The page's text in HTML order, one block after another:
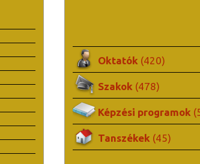
Oktatók (420)
Szakok (478)
Képzési programok
Tanszékek (45)